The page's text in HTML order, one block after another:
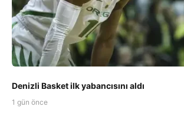
Denizli Basket ilk yabancısını aldı
1 gün önce